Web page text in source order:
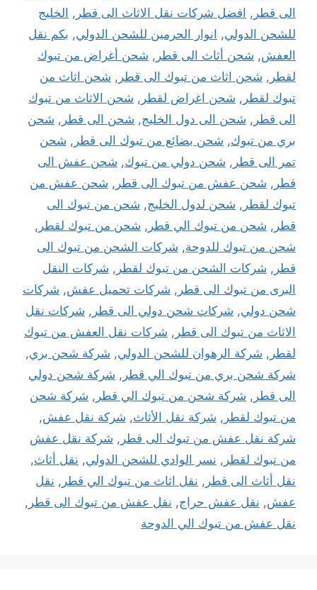
الى قطر , افضل شركات نقل الاثاث الى قطر , الخليج
للشحن الدولي, انوار الحرمين للشحن الدولي, بكم نقل
العفش, شحن أثاث الى قطر , شحن أغراض من تبوك
لقطر , شحن اثاث من تبوك الى قطر , شحن اثاث من
تبوك لقطر , شحن اغراض لقطر , شحن الاثاث من تبوك
الى قطر , شحن الى دول الخليج, شحن الى قطر , شحن
بري من تبوك, شحن بضائع من تبوك الى قطر , شحن
تمر الى قطر , شحن دولي من تبوك, شحن عفش الى
قطر , شحن عفش من تبوك الى قطر , شحن عفش من
تبوك لقطر , شحن لدول الخليج, شحن من تبوك الى
قطر , شحن من تبوك الي قطر , شحن من تبوك لقطر ,
شحن من تبوك للدوحة, شركات الشحن من تبوك الى
قطر , شركات الشحن من تبوك لقطر , شركات النقل
البرى من تبوك الى قطر , شركات تحميل عفش, شركات
شحن دولي, شركات شحن دولي الى قطر , شركات نقل
الاثاث من تبوك الى قطر , شركات نقل العفش من تبوك
لقطر , شركة الرهوان للشحن الدولي, شركة شحن بري,
شركة شحن بري من تبوك الي قطر , شركة شحن دولي
الى قطر , شركة شحن من تبوك الي قطر , شركة شحن
من تبوك لقطر , شركة نقل الأثاث, شركة نقل عفش,
شركة نقل عفش من تبوك الى قطر , شركة نقل عفش
من تبوك لقطر , نسر الوادي للشحن الدولي, نقل أثاث,
نقل أثاث الى قطر , نقل اثاث من تبوك الي قطر , نقل
عفش, نقل عفش حراج, نقل عفش من تبوك الى قطر ,
نقل عفش من تبوك الي الدوحة